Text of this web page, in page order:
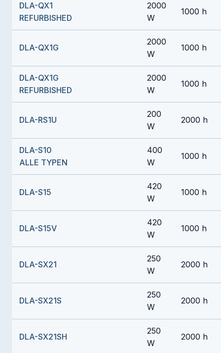
DLA-QX1
REFURBISHED
2000
W
1000 h
DLA-QX1G
2000
W
1000 h
DLA-QX1G
REFURBISHED
2000
W
1000 h
DLA-RS1U
200
W
2000 h
DLA-S10
ALLE TYPEN
400
W
1000 h
DLA-S15
420
W
1000 h
DLA-S15V
420
W
1000 h
DLA-SX21
250
W
2000 h
DLA-SX21S
250
W
2000 h
DLA-SX21SH
250
W
2000 h